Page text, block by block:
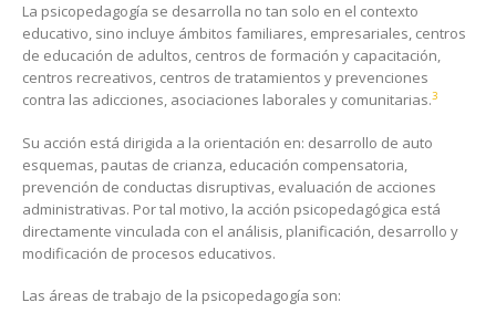
La psicopedagogía se desarrolla no tan solo en el contexto
educativo, sino incluye ámbitos familiares, empresariales, centros
de educación de adultos, centros de formación y capacitación,
centros recreativos, centros de tratamientos y prevenciones
contra las adicciones, asociaciones laborales y comunitarias.3
Su acción está dirigida a la orientación en: desarrollo de auto
esquemas, pautas de crianza, educación compensatoria,
prevención de conductas disruptivas, evaluación de acciones
administrativas. Por tal motivo, la acción psicopedagógica está
directamente vinculada con el análisis, planificación, desarrollo y
modificación de procesos educativos.
Las áreas de trabajo de la psicopedagogía son: